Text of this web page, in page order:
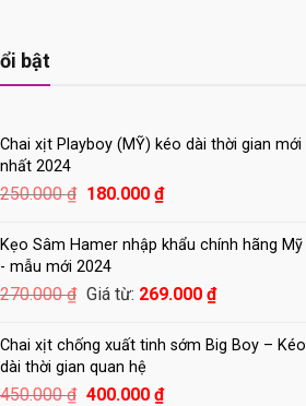
bật
Chai xịt Playboy (MỸ) kéo dài thời gian mới
nhất 2024
250.000₫ Giá
là:
250.000 ₫.
180.000 ₫Giá
tại
180.000 ₫.
Kẹo Sâm Hamer nhập khẩu chính hãng Mỹ
- mẫu mới 2024
270.000₫ Giá từ: 269.000 ₫
Chai xịt chống xuất tinh sớm Big Boy – Kéo
dài thời gian quan hệ
450.000₫ Giá
400.000 ₫Giá